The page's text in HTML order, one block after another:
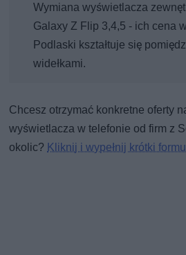
Wymiana wyświetlacza
Galaxy Z Flip 3,4,5 - ich cena
Podlaski kształtuje się
widełkami.
Chcesz otrzymać konkretne oferty
wyświetlacza w telefonie od firm z
okolic? Kliknij i wypełnij krótki